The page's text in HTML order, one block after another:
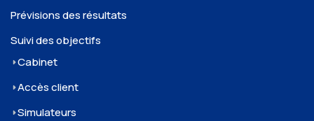
Prévisions des résultats
Suivi des objectifs
Cabinet
Accès client
Simulateurs